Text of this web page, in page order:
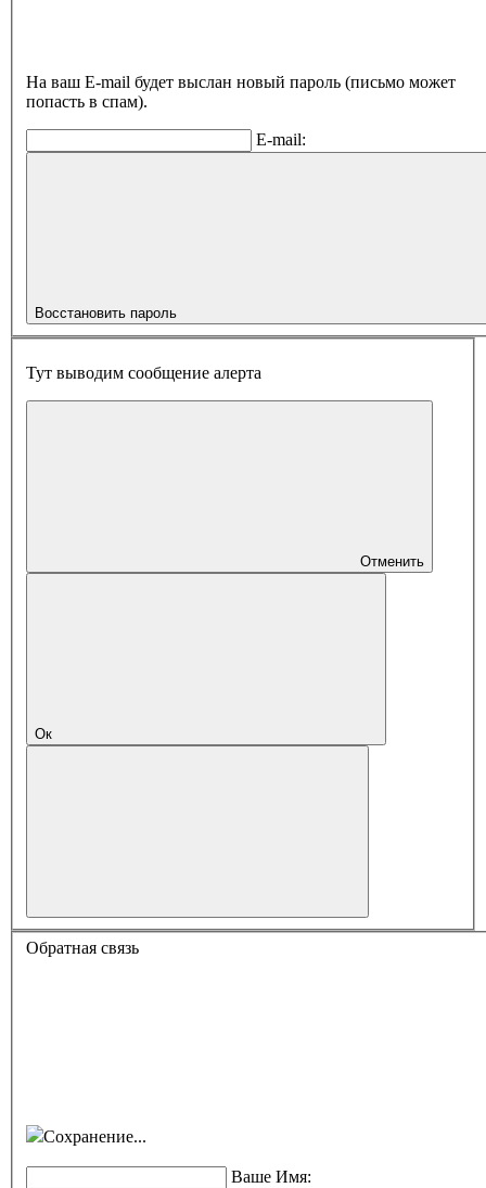
На ваш E-mail будет выслан новый пароль (письмо может
попасть в спам).
E-mail:
Восстановить пароль
Тут выводим сообщение алерта
Отменить
Ок
Обратная связь
Сохранение...
Ваше Имя: